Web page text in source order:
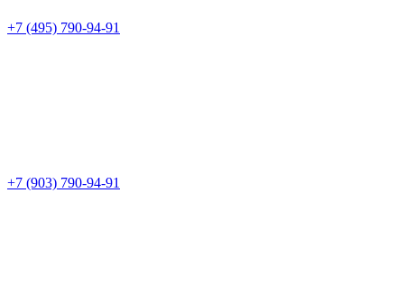
+7 (495) 790-94-91
+7 (903) 790-94-91